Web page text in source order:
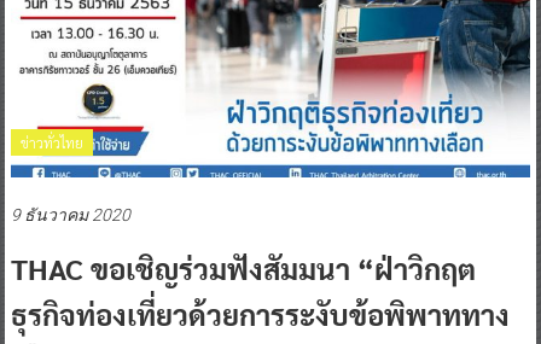
ข่าวทั่วไทย
9 ธันวาคม 2020
THAC ขอเชิญร่วมฟังสัมมนา “ฝ่าวิกฤต
ธุรกิจท่องเที่ยวด้วยการระงับข้อพิพาททาง